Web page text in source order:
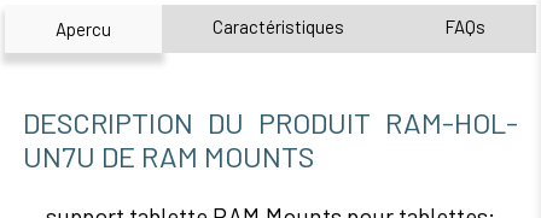
Apercu Caractéristiques FAQs
DESCRIPTION DU PRODUIT RAM-HOL-
UN7U DE RAM MOUNTS